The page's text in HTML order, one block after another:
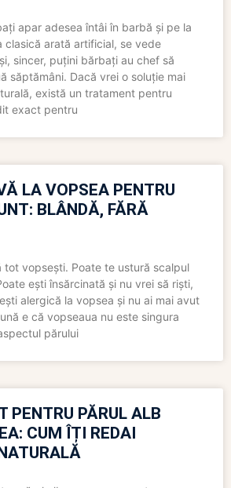
apar adesea întâi în barbă și pe la
clasică arată artificial, se vede
sincer, puțini bărbați au chef să
săptămâni. Dacă vrei o soluție mai
există un tratament pentru
exact pentru
LA VOPSEA PENTRU
BLÂNDĂ, FĂRĂ
tot vopsești. Poate te ustură scalpul
ești însărcinată și nu vrei să riști,
alergică la vopsea și nu ai mai avut
e că vopseaua nu este singura
părului
PENTRU PĂRUL ALB
CUM ÎȚI REDAI